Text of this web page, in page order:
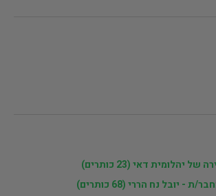
יהלומית דאי (23 כותרים)
- יובל נח הררי (68 כותרים)